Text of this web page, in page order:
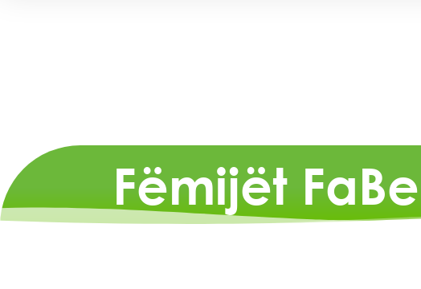
Fëmijët